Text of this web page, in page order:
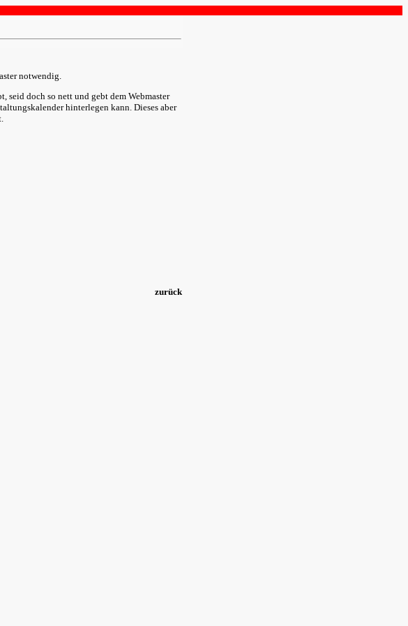
notwendig.
seid doch so nett und gebt dem Webmaster
hinterlegen kann. Dieses aber
zurück